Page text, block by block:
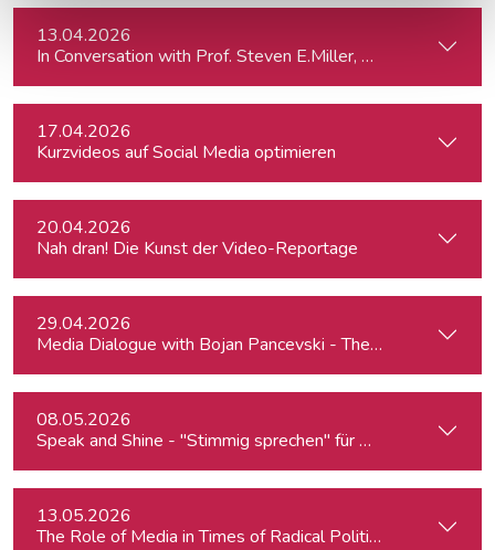
13.04.2026
In Conversation with Prof. Steven E.Miller, Director of the
17.04.2026
Kurzvideos auf Social Media optimieren
20.04.2026
Nah dran! Die Kunst der Video-Reportage
29.04.2026
Media Dialogue with Bojan Pancevski - The Wall Street
08.05.2026
Speak and Shine - "Stimmig sprechen" für Podcast,
13.05.2026
The Role of Media in Times of Radical Political Change: